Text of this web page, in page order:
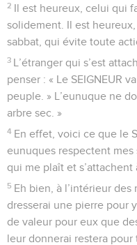
2 Il est heureux, celui qui
solidement. Il est
sabbat, qui évite toute
3 L’étranger qui s’est
penser : « Le SEIGNEUR
peuple. » L’eunuque ne
arbre sec. »
4 En effet, voici ce que le
eunuques respectent mes
qui me plaît et s’attachent
5 Eh bien, à l’intérieur
dresserai une pierre pour
de valeur pour eux que
leur donnerai restera pour